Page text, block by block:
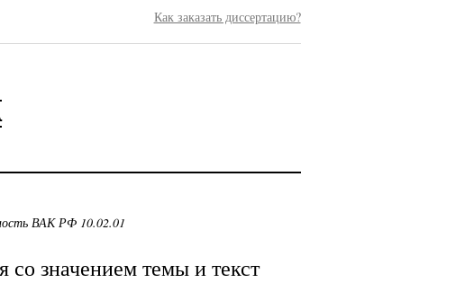
Как заказать диссертацию?
ВАК РФ 10.02.01
значением темы и текст